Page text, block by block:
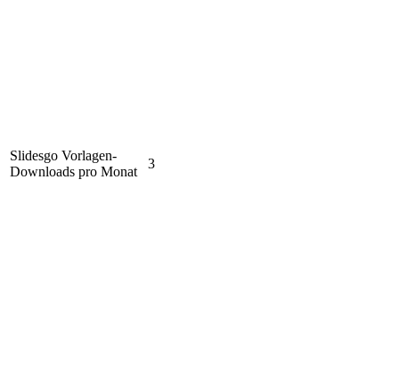
Slidesgo Vorlagen-
Downloads pro Monat
3